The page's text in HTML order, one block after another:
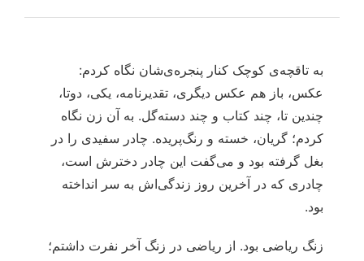
به تاقچه‌ی کوچک کنار پنجره‌ی‌شان نگاه کردم:
عکس، باز هم عکس دیگری، تقدیرنامه، یکی، دوتا،
چندین تا، چند کتاب و چند دسته‌گل. به آن زن نگاه
کردم؛ گریان، خسته و رنگ‌پریده. چادر سفیدی را در
بغل گرفته بود و می‌گفت این چادر دخترش است،
چادری که در آخرین روز زندگی‌اش به سر انداخته
بود.
زنگ ریاضی بود. از ریاضی در زنگ آخر نفرت داشتم؛